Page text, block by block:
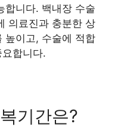
합니다. 백내장 수술
의료진과 충분한 상
높이고, 수술에 적합
합니다.
기간은?